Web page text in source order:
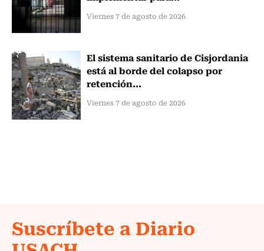
Viernes 7 de agosto de 2026
El sistema sanitario de Cisjordania
está al borde del colapso por
retención...
Viernes 7 de agosto de 2026